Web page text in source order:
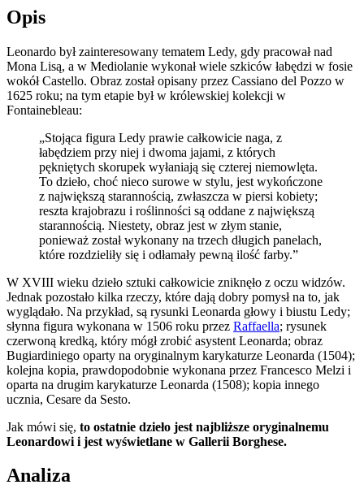
Opis
Leonardo był zainteresowany tematem Ledy, gdy pracował nad
Mona Lisą, a w Mediolanie wykonał wiele szkiców łabędzi w fosie
wokół Castello. Obraz został opisany przez Cassiano del Pozzo w
1625 roku; na tym etapie był w królewskiej kolekcji w
Fontainebleau:
„Stojąca figura Ledy prawie całkowicie naga, z
łabędziem przy niej i dwoma jajami, z których
pękniętych skorupek wyłaniają się czterej niemowlęta.
To dzieło, choć nieco surowe w stylu, jest wykończone
z największą starannością, zwłaszcza w piersi kobiety;
reszta krajobrazu i roślinności są oddane z największą
starannością. Niestety, obraz jest w złym stanie,
ponieważ został wykonany na trzech długich panelach,
które rozdzieliły się i odłamały pewną ilość farby.”
W XVIII wieku dzieło sztuki całkowicie zniknęło z oczu widzów.
Jednak pozostało kilka rzeczy, które dają dobry pomysł na to, jak
wyglądało. Na przykład, są rysunki Leonarda głowy i biustu Ledy;
słynna figura wykonana w 1506 roku przez Raffaella; rysunek
czerwoną kredką, który mógł zrobić asystent Leonarda; obraz
Bugiardiniego oparty na oryginalnym karykaturze Leonarda (1504);
kolejna kopia, prawdopodobnie wykonana przez Francesco Melzi i
oparta na drugim karykaturze Leonarda (1508); kopia innego
ucznia, Cesare da Sesto.
Jak mówi się, to ostatnie dzieło jest najbliższe oryginalnemu
Leonardowi i jest wyświetlane w Gallerii Borghese.
Analiza